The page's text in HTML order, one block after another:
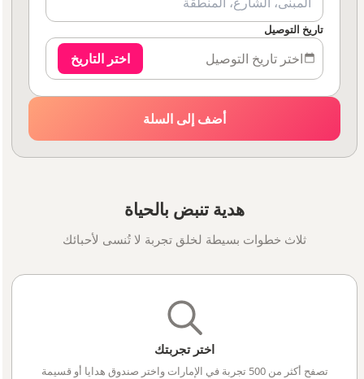
تاريخ التوصيل
اختر تاريخ التوصيل اختر التاريخ
أضف إلى السلة
هدية تنبض بالحياة
ثلاث خطوات بسيطة لخلق تجربة لا تُنسى لأحبائك
اختر تجربتك
تصفح أكثر من 500 تجربة في الإمارات واختر صندوق هدايا أو قسيمة